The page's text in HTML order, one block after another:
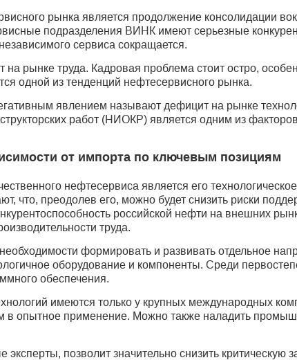
рынка является продолжение консолидации
подразделения ВИНК имеют серьезные
сервиса сокращается.
на рынке труда. Кад­ровая проблема стоит остро,
одной из тенденций нефтесервисного рынка.
явлением называют дефицит на рынке
работ (НИОКР) является одним из
от импорта по ключевым позициям
нефтесервиса является его
что, преодолев его, можно будет снизить риски
российской нефти на внешних
труда.
формировать и развивать отдельное
оборудование и компоненты. Среди
обеспечения.
имеются только у крупных международных
опытное применение. Можно также наладить
эксперты, позволит значительно снизить